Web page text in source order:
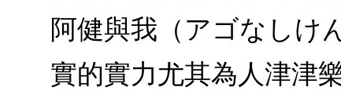
阿健與我（アゴなしけ
實的實力尤其為人津津